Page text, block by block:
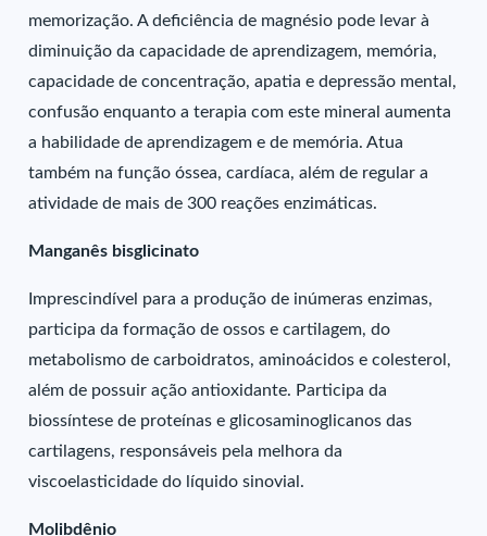
memorização. A deficiência de magnésio pode levar à
diminuição da capacidade de aprendizagem, memória,
capacidade de concentração, apatia e depressão mental,
confusão enquanto a terapia com este mineral aumenta
a habilidade de aprendizagem e de memória. Atua
também na função óssea, cardíaca, além de regular a
atividade de mais de 300 reações enzimáticas.
Manganês bisglicinato
Imprescindível para a produção de inúmeras enzimas,
participa da formação de ossos e cartilagem, do
metabolismo de carboidratos, aminoácidos e colesterol,
além de possuir ação antioxidante. Participa da
biossíntese de proteínas e glicosaminoglicanos das
cartilagens, responsáveis pela melhora da
viscoelasticidade do líquido sinovial.
Molibdênio